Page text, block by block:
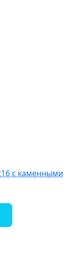
с каменными